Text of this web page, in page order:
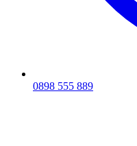
0898 555 889